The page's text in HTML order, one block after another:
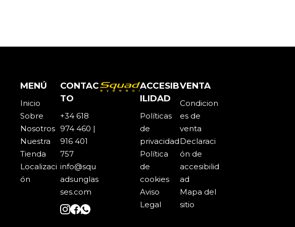
MENÚ
Inicio
Sobre
Nosotros
Nuestra
Tienda
Localizaci
ón
CONTAC
TO
+34 618
974 460 |
916 401
757
info@squ
adsunglas
ses.com
ACCESIB
ILIDAD
Políticas
de
privacidad
Política
de
cookies
Aviso
Legal
VENTA
Condicion
es de
venta
Declaraci
ón de
accesibilid
ad
Mapa del
sitio